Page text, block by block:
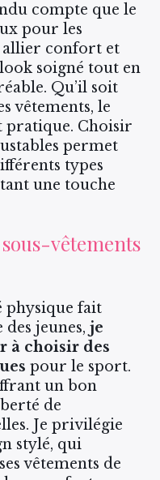
compte que le
pour les
allier confort et
soigné tout en
Qu’il soit
vêtements, le
pratique. Choisir
permet
types
une touche
vêtements
physique fait
jeunes, je
à choisir des
pour le sport.
un bon
de
Je privilégie
stylé, qui
vêtements de